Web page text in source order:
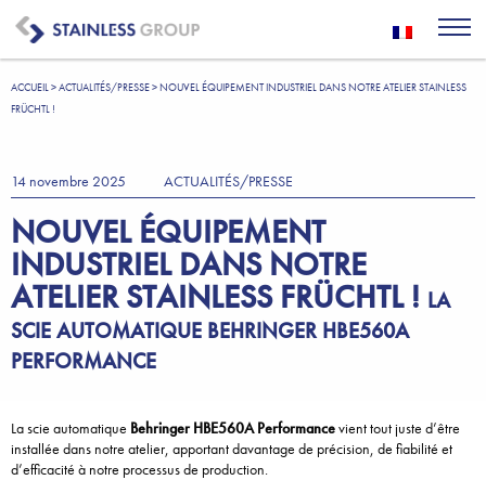
ACCUEIL>ACTUALITÉS/PRESSE>NOUVEL ÉQUIPEMENT INDUSTRIEL DANS NOTRE ATELIER STAINLESS
FRÜCHTL !
14 novembre 2025 ACTUALITÉS/PRESSE
NOUVEL ÉQUIPEMENT
INDUSTRIEL DANS NOTRE
ATELIER STAINLESS FRÜCHTL ! LA
SCIE AUTOMATIQUE BEHRINGER HBE560A
PERFORMANCE
La scie automatique Behringer HBE560A Performancevient tout juste d’être
installée dans notre atelier, apportant davantage de précision, de fiabilité et
d’efficacité à notre processus de production.